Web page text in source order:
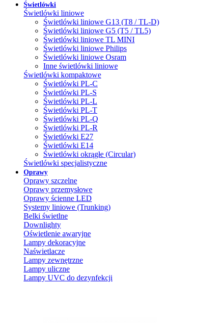
Świetlówki
Świetlówki liniowe
Świetlówki liniowe G13 (T8 / TL-D)
Świetlówki liniowe G5 (T5 / TL5)
Świetlówki liniowe TL MINI
Świetlówki liniowe Philips
Świetlówki liniowe Osram
Inne świetlówki liniowe
Świetlówki kompaktowe
Świetlówki PL-C
Świetlówki PL-S
Świetlówki PL-L
Świetlówki PL-T
Świetlówki PL-Q
Świetlówki PL-R
Świetlówki E27
Świetlówki E14
Świetlówki okrągłe (Circular)
Świetlówki specjalistyczne
Oprawy
Oprawy szczelne
Oprawy przemysłowe
Oprawy ścienne LED
Systemy liniowe (Trunking)
Belki świetlne
Downlighty
Oświetlenie awaryjne
Lampy dekoracyjne
Naświetlacze
Lampy zewnętrzne
Lampy uliczne
Lampy UVC do dezynfekcji